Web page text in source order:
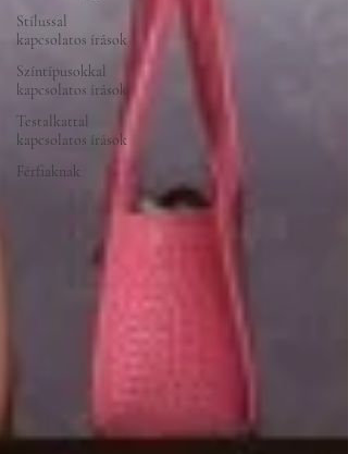
Stílussal
kapcsolatos írások
Színtípusokkal
kapcsolatos írások
Testalkattal
kapcsolatos írások
Férfiaknak